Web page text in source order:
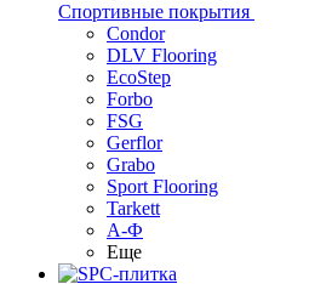
Спортивные покрытия
Condor
DLV Flooring
EcoStep
Forbo
FSG
Gerflor
Grabo
Sport Flooring
Tarkett
А-Ф
Еще